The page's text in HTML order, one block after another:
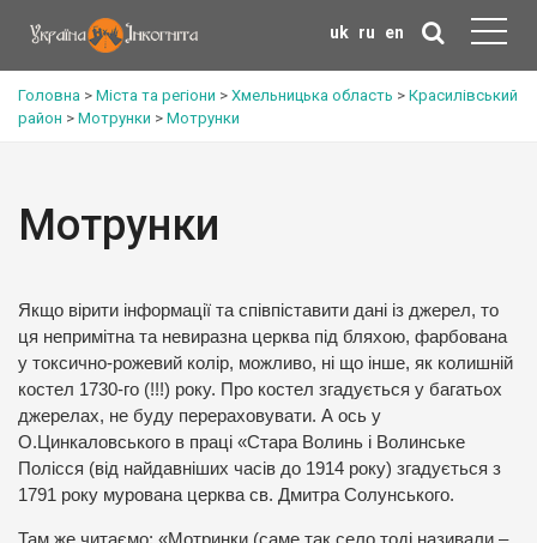
uk ru en
Головна > Міста та регіони > Хмельницька область > Красилівський
район > Мотрунки > Мотрунки
Мотрунки
Якщо вірити інформації та співпіставити дані із джерел, то
ця непримітна та невиразна церква під бляхою, фарбована
у токсично-рожевий колір, можливо, ні що інше, як колишній
костел 1730-го (!!!) року. Про костел згадується у багатьох
джерелах, не буду перераховувати. А ось у
О.Цинкаловського в праці «Стара Волинь і Волинське
Полісся (від найдавніших часів до 1914 року) згадується з
1791 року мурована церква св. Дмитра Солунського.
Там же читаємо: «Мотринки (саме так село тоді називали –